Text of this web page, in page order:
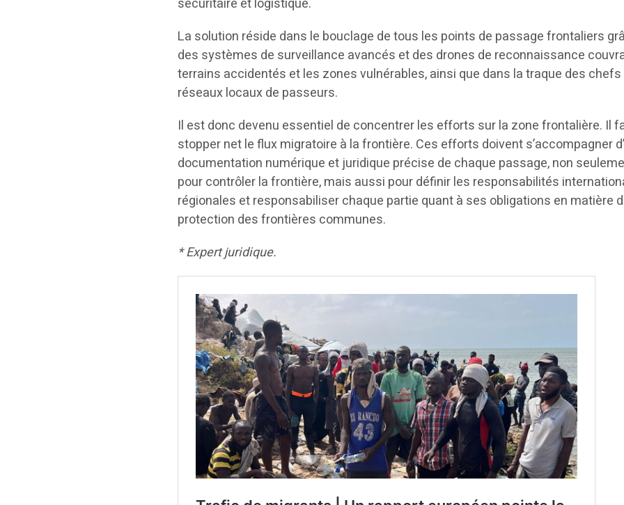
La solution réside dans le bouclage de tous les points de passage frontaliers
des systèmes de surveillance avancés et des drones de reconnaissance
terrains accidentés et les zones vulnérables, ainsi que dans la traque des
réseaux locaux de passeurs.
Il est donc devenu essentiel de concentrer les efforts sur la zone frontalière. Il
stopper net le flux migratoire à la frontière. Ces efforts doivent s’accompagner
documentation numérique et juridique précise de chaque passage, non
pour contrôler la frontière, mais aussi pour définir les responsabilités
régionales et responsabiliser chaque partie quant à ses obligations en matière
protection des frontières communes.
* Expert juridique.